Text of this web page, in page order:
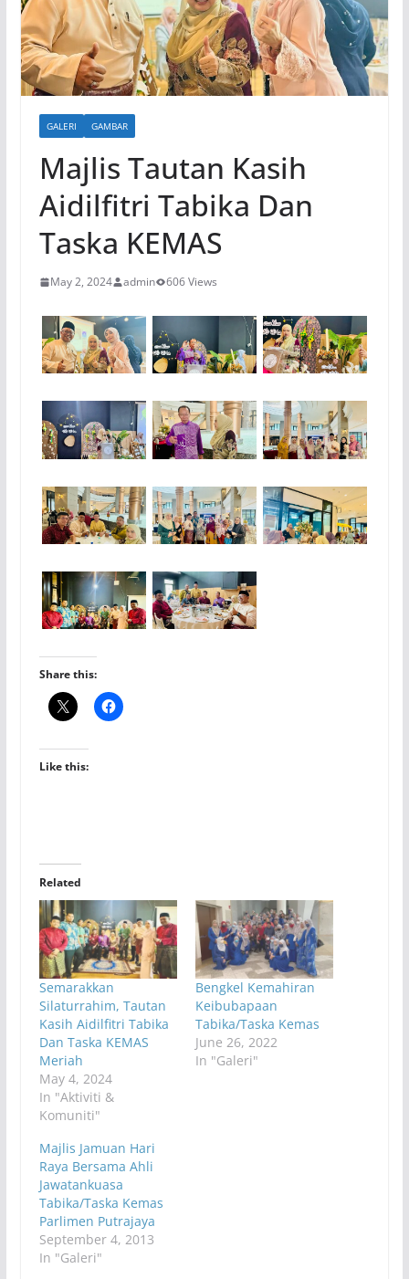
GALERI GAMBAR
Majlis Tautan Kasih
Aidilfitri Tabika Dan
Taska KEMAS
May 2, 2024 admin 606 Views
Share this:
Like this:
Related
Semarakkan
Silaturrahim, Tautan
Kasih Aidilfitri Tabika
Dan Taska KEMAS
Meriah
May 4, 2024
In "Aktiviti &
Komuniti"
Bengkel Kemahiran
Keibubapaan
Tabika/Taska Kemas
June 26, 2022
In "Galeri"
Majlis Jamuan Hari
Raya Bersama Ahli
Jawatankuasa
Tabika/Taska Kemas
Parlimen Putrajaya
September 4, 2013
In "Galeri"